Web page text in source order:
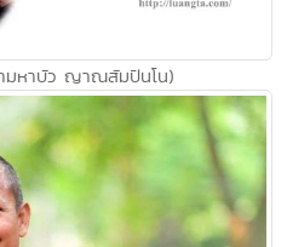
มหาบัว ญาณสัมปันโน)